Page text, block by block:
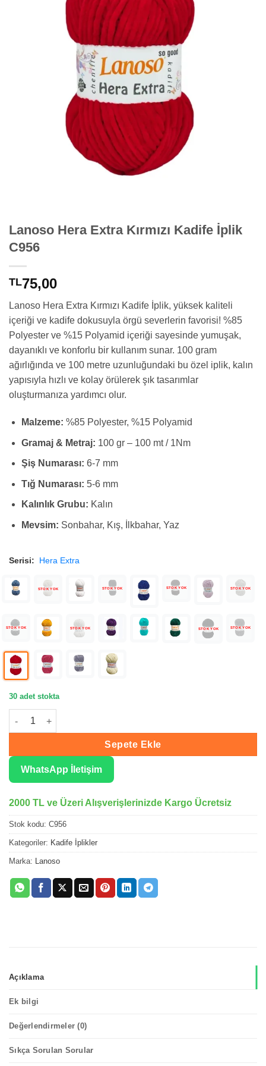
Lanoso Hera Extra Kırmızı Kadife İplik
C956
TL75,00
Lanoso Hera Extra Kırmızı Kadife İplik, yüksek kaliteli
içeriği ve kadife dokusuyla örgü severlerin favorisi! %85
Polyester ve %15 Polyamid içeriği sayesinde yumuşak,
dayanıklı ve konforlu bir kullanım sunar. 100 gram
ağırlığında ve 100 metre uzunluğundaki bu özel iplik, kalın
yapısıyla hızlı ve kolay örülerek şık tasarımlar
oluşturmanıza yardımcı olur.
Malzeme: %85 Polyester, %15 Polyamid
Gramaj & Metraj: 100 gr – 100 mt / 1Nm
Şiş Numarası: 6-7 mm
Tığ Numarası: 5-6 mm
Kalınlık Grubu: Kalın
Mevsim: Sonbahar, Kış, İlkbahar, Yaz
Serisi: Hera Extra
STOK YOK STOK YOK STOK YOK STOK YOK
STOK YOK STOK YOK STOK YOK STOK YOK
30 adet stokta
Lanoso Hera Extra Kırmızı Kadife İplik C956 adet
Sepete Ekle
WhatsApp İletişim
2000 TL ve Üzeri Alışverişlerinizde Kargo Ücretsiz
Stok kodu: C956
Kategoriler: Kadife İplikler
Marka: Lanoso
Açıklama
Ek bilgi
Değerlendirmeler (0)
Sıkça Sorulan Sorular